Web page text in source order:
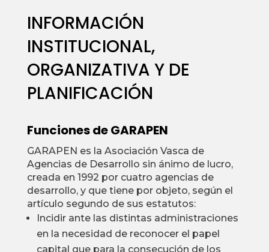
INFORMACIÓN
INSTITUCIONAL,
ORGANIZATIVA Y DE
PLANIFICACIÓN
Funciones de GARAPEN
GARAPEN es la Asociación Vasca de
Agencias de Desarrollo sin ánimo de lucro,
creada en 1992 por cuatro agencias de
desarrollo, y que tiene por objeto, según el
artículo segundo de sus estatutos:
Incidir ante las distintas administraciones
en la necesidad de reconocer el papel
capital que para la consecución de los